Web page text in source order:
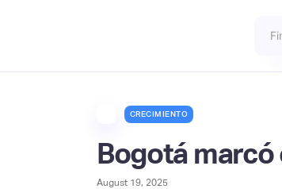
CRECIMIENTO
Bogotá
August 19, 2025